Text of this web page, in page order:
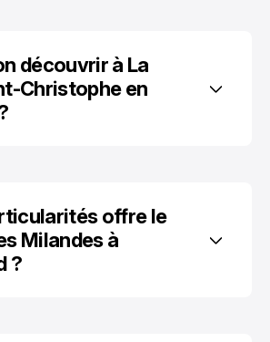
découvrir à La
Christophe en
offre le
Milandes à
?